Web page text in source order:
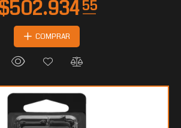
COMPRAR